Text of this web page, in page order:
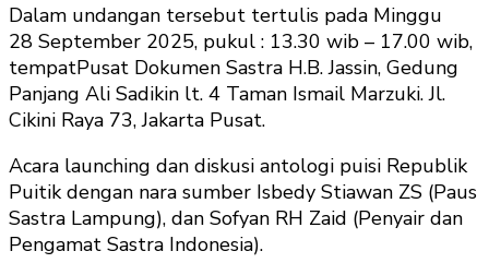
Dalam undangan tersebut tertulis pada Minggu
28 September 2025, pukul : 13.30 wib – 17.00 wib,
tempatPusat Dokumen Sastra H.B. Jassin, Gedung
Panjang Ali Sadikin lt. 4 Taman Ismail Marzuki. Jl.
Cikini Raya 73, Jakarta Pusat.
Acara launching dan diskusi antologi puisi Republik
Puitik dengan nara sumber Isbedy Stiawan ZS (Paus
Sastra Lampung), dan Sofyan RH Zaid (Penyair dan
Pengamat Sastra Indonesia).